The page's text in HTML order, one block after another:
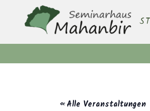
« Alle Veranstaltungen